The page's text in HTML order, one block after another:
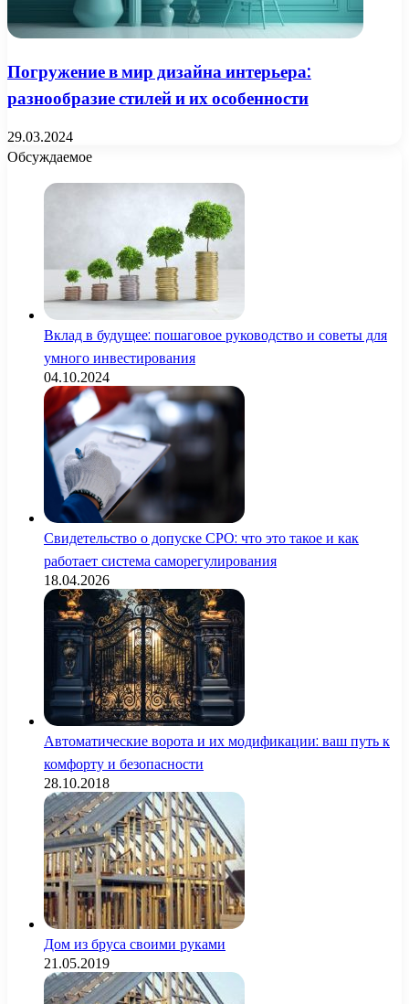
Погружение в мир дизайна интерьера:
разнообразие стилей и их особенности
29.03.2024
Обсуждаемое
Вклад в будущее: пошаговое руководство и советы для
умного инвестирования
04.10.2024
Свидетельство о допуске СРО: что это такое и как
работает система саморегулирования
18.04.2026
Автоматические ворота и их модификации: ваш путь к
комфорту и безопасности
28.10.2018
Дом из бруса своими руками
21.05.2019